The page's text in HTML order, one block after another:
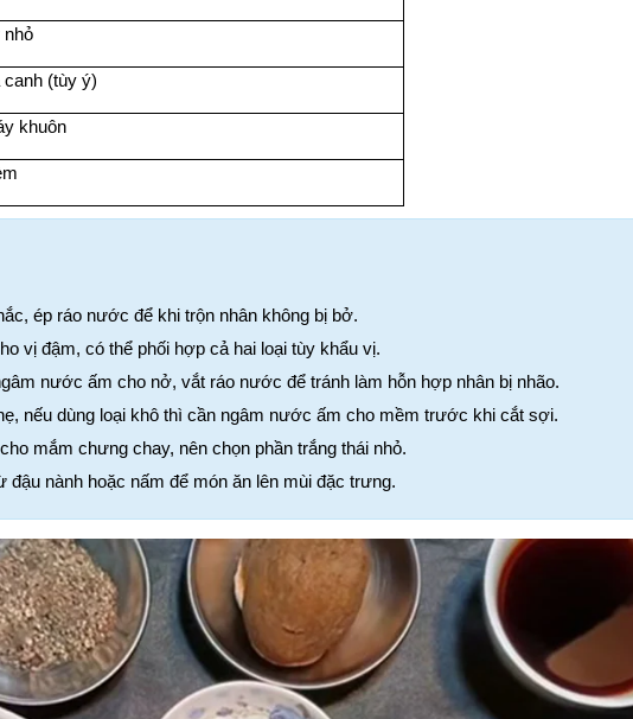
nhỏ
canh (tùy ý)
khuôn
ép ráo nước để khi trộn nhân không bị bở.
vị đậm, có thể phối hợp cả hai loại tùy khẩu vị.
nước ấm cho nở, vắt ráo nước để tránh làm hỗn hợp nhân bị nhão.
nếu dùng loại khô thì cần ngâm nước ấm cho mềm trước khi cắt sợi.
mắm chưng chay, nên chọn phần trắng thái nhỏ.
nành hoặc nấm để món ăn lên mùi đặc trưng.